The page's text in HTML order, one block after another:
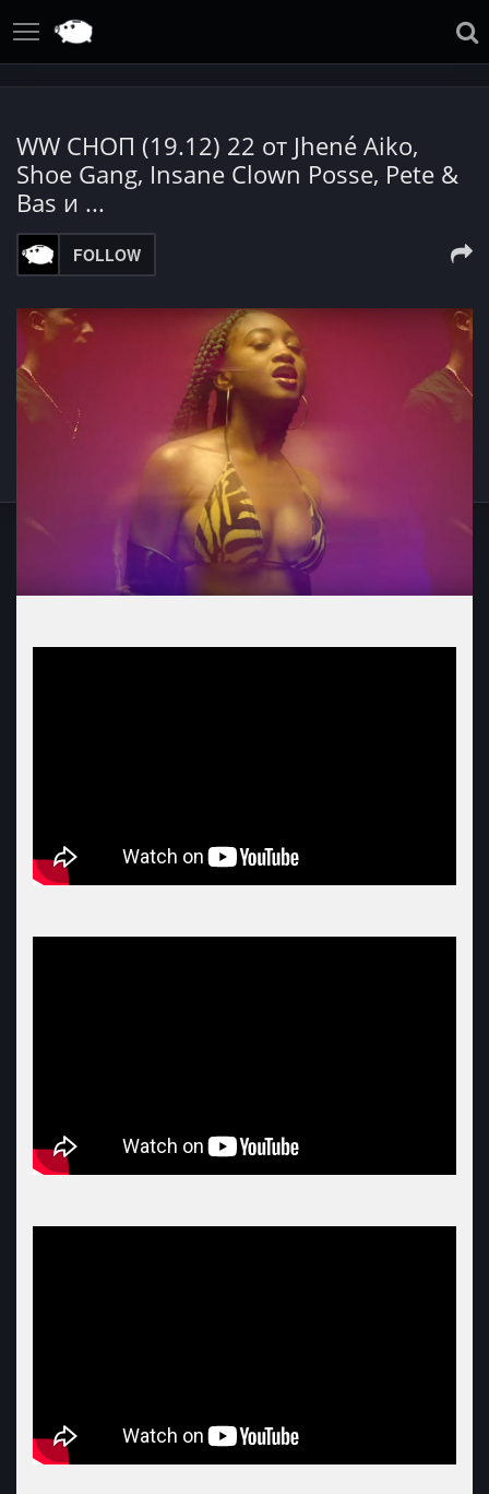
WW СНОП (19.12) 22 от Jhené Aiko,
Shoe Gang, Insane Clown Posse, Pete &
Bas и ...
FOLLOW